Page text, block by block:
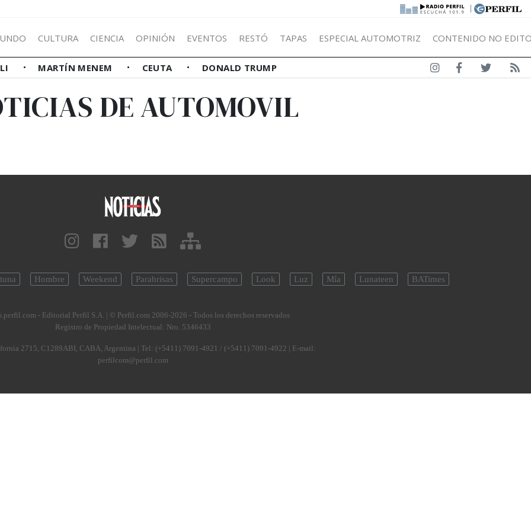
|
CULTURA CIENCIA OPINIÓN EVENTOS RESTÓ TAPAS ESPECIAL AUTOMOTRIZ CONTENIDO NO
MARTÍN MENEM CEUTA DONALD TRUMP
DE AUTOMOVIL
Hombre Weekend Parabrisas Supercampo Look Luz Mía Lunateen BATimes
- Editorial Perfil S.A. | © Perfil.com 2006-2026 - Todos los derechos reservados
Registro de Propiedad Intelectual: Nro. 5346433
2715, C1289ABI, CABA, Argentina | Tel: (+5411) 7091-4921 / (+5411) 7091-4922 | E-mail:
perfilcom@perfil.com